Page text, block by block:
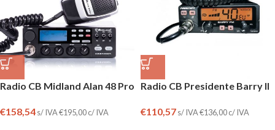
Radio CB Midland Alan 48 Pro
€158,54s/ IVA€195,00c/ IVA
Radio CB Presidente Barry II
€110,57s/ IVA€136,00c/ IVA